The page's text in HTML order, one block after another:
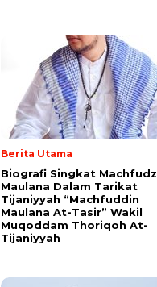
Berita Utama
Biografi Singkat Machfudz
Maulana Dalam Tarikat
Tijaniyyah “Machfuddin
Maulana At-Tasir” Wakil
Muqoddam Thoriqoh At-
Tijaniyyah